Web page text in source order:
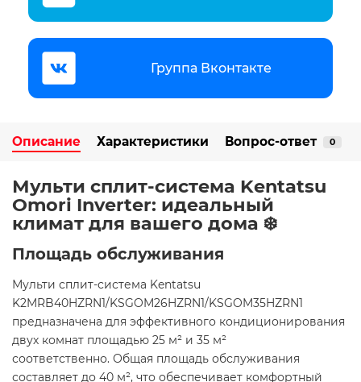
Группа Вконтакте
Описание Характеристики Вопрос-ответ 0
Мульти сплит-система Kentatsu
Omori Inverter: идеальный
климат для вашего дома ❄️
Площадь обслуживания
Мульти сплит-система Kentatsu
K2MRB40HZRN1/KSGOM26HZRN1/KSGOM35HZRN1
предназначена для эффективного кондиционирования
двух комнат площадью 25 м² и 35 м²
соответственно. Общая площадь обслуживания
составляет до 40 м², что обеспечивает комфортный